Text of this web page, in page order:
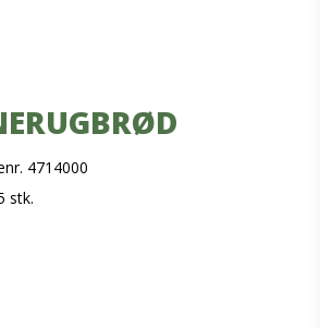
4714000
stk.